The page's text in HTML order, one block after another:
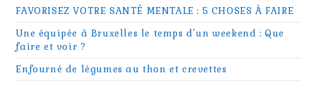
FAVORISEZ VOTRE SANTÉ MENTALE : 5 CHOSES À FAIRE
Une équipée à Bruxelles le temps d’un weekend : Que
faire et voir ?
Enfourné de légumes au thon et crevettes